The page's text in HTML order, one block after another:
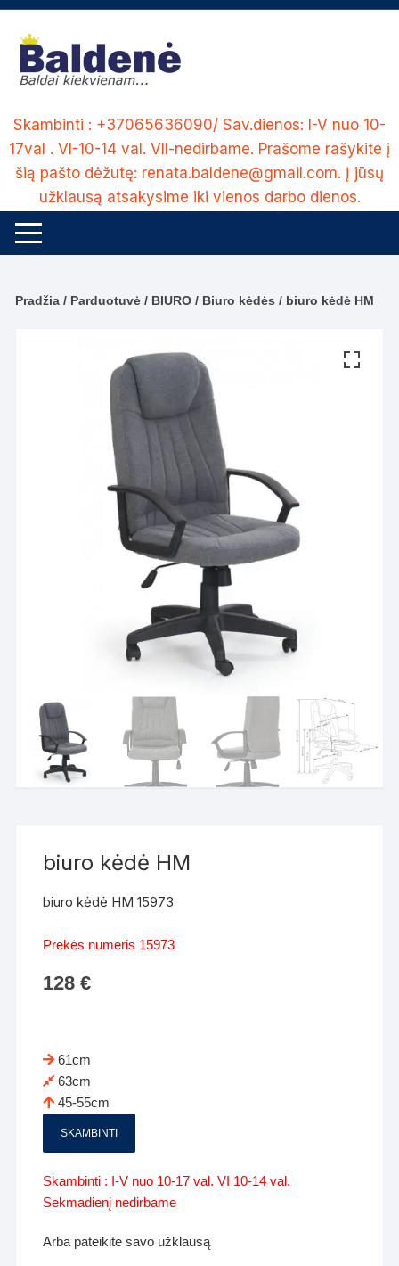
Skip
content
Skambinti : +37065636090/ Sav.dienos: I-V nuo 10-
17val . VI-10-14 val. VII-nedirbame. Prašome rašykite į
šią pašto dėžutę: renata.baldene@gmail.com. Į jūsų
užklausą atsakysime iki vienos darbo dienos.
Pradžia / Parduotuvė / BIURO / Biuro kėdės / biuro kėdė HM
biuro kėdė HM
biuro kėdė HM 15973
Prekės numeris 15973
128€
61cm
63cm
45-55cm
SKAMBINTI
Skambinti : I-V nuo 10-17 val. VI 10-14 val.
Sekmadienį nedirbame
Arba pateikite savo užklausą